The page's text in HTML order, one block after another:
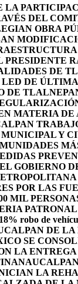
LA
DEL
OBRA
PRESIDENTE
DE
DE
DE
MATERIA DE
Y
GOBIERNO
POR LAS
MIL
PATRONAL
robo de
DE LA
SE
LA
LA